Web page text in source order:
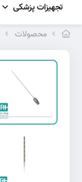
تجهیزات پزشکی
محصولات